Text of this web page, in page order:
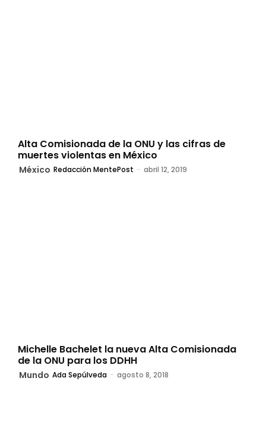
Alta Comisionada de la ONU y las cifras de
muertes violentas en México
México Redacción MentePost - abril 12, 2019
Michelle Bachelet la nueva Alta Comisionada
de la ONU para los DDHH
Mundo Ada Sepúlveda - agosto 8, 2018